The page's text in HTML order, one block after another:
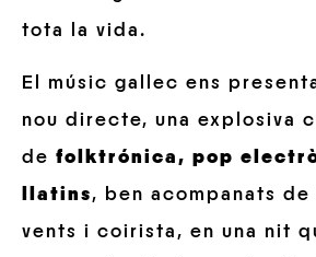
tota la vida.
El músic gallec ens
nou directe, una explosiva
de folktrónica, pop
llatins, ben acompanats
vents i coirista, en una nit